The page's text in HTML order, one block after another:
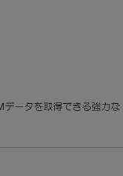
ータを取得できる強力な